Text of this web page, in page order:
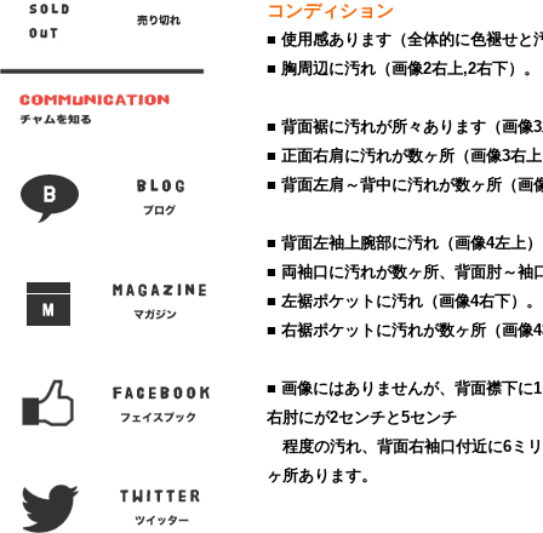
コンディション
■ 使用感あります（全体的に色褪せと
■ 胸周辺に汚れ（画像2右上,2右下）。
■ 背面裾に汚れが所々あります（画像
■ 正面右肩に汚れが数ヶ所（画像3右
■ 背面左肩～背中に汚れが数ヶ所（画
■ 背面左袖上腕部に汚れ（画像4左上
■ 両袖口に汚れが数ヶ所、背面肘～袖
■ 左裾ポケットに汚れ（画像4右下）。
■ 右裾ポケットに汚れが数ヶ所（画像
■ 画像にはありませんが、背面襟下に
右肘にが2センチと5センチ
程度の汚れ、背面右袖口付近に6ミ
ヶ所あります。